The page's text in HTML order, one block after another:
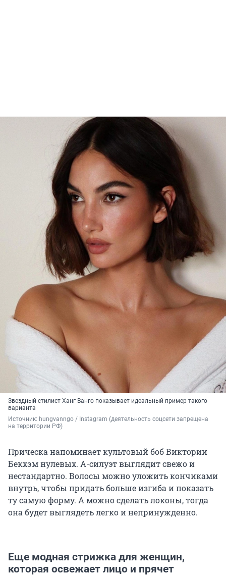
Звездный стилист Ханг Ванго показывает идеальный пример такого
варианта
Источник: hungvanngo / Instagram (деятельность соцсети запрещена
на территории РФ)
Прическа напоминает культовый боб Виктории
Бекхэм нулевых. А-силуэт выглядит свежо и
нестандартно. Волосы можно уложить кончиками
внутрь, чтобы придать больше изгиба и показать
ту самую форму. А можно сделать локоны, тогда
она будет выглядеть легко и непринужденно.
Еще модная стрижка для женщин,
которая освежает лицо и прячет